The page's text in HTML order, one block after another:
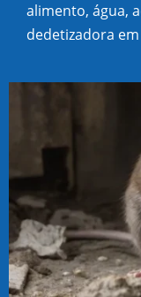
alimento, água,
dedetizadora